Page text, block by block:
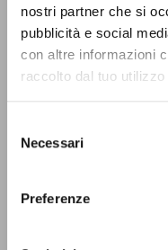
nostri partner che si
pubblicità e social
con altre informazioni
raccolto dal tuo
delNecessari
Preferenze
Bedouelle Guy Autore
Borgonovo Graziano
Clément OliverAutore
Olinto Antonio Autore
Jaca Book
1992
IL
testi integrali in